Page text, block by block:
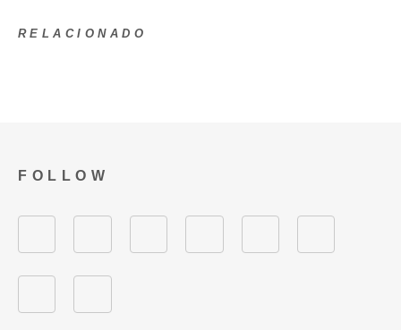
RELACIONADO
FOLLOW